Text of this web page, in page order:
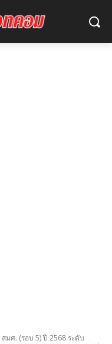
มศ. (รอบ 5) ปี 2568 ระดับ